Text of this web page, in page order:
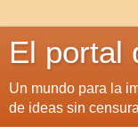
El portal
Un mundo para la
de ideas sin